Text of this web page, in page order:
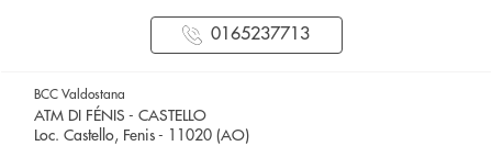
0165237713
BCC Valdostana
ATM DI FÉNIS - CASTELLO
Loc. Castello, Fenis - 11020 (AO)